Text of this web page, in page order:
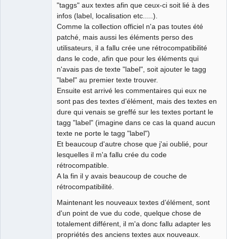
"taggs" aux textes afin que ceux-ci soit lié à des
infos (label, localisation etc.....).
Comme la collection officiel n'a pas toutes été
patché, mais aussi les éléments perso des
utilisateurs, il a fallu crée une rétrocompatibilité
dans le code, afin que pour les éléments qui
n'avais pas de texte "label", soit ajouter le tagg
"label" au premier texte trouver.
Ensuite est arrivé les commentaires qui eux ne
sont pas des textes d’élément, mais des textes en
dure qui venais se greffé sur les textes portant le
tagg "label" (imagine dans ce cas la quand aucun
texte ne porte le tagg "label")
Et beaucoup d'autre chose que j'ai oublié, pour
lesquelles il m'a fallu crée du code
rétrocompatible.
A la fin il y avais beaucoup de couche de
rétrocompatibilité.
Maintenant les nouveaux textes d’élément, sont
d'un point de vue du code, quelque chose de
totalement différent, il m'a donc fallu adapter les
propriétés des anciens textes aux nouveaux.